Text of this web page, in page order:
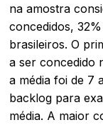
na amostra
concedidos,
brasileiros. O
a ser concedido
a média foi de 7
backlog para
média. A maior